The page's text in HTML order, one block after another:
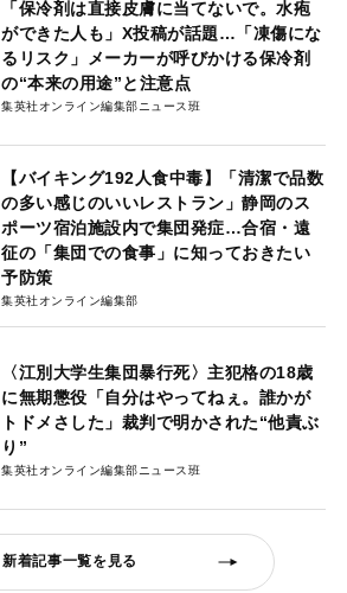
「保冷剤は直接皮膚に当てないで。水疱
ができた人も」X投稿が話題…「凍傷にな
るリスク」メーカーが呼びかける保冷剤
の“本来の用途”と注意点
集英社オンライン編集部ニュース班
【バイキング192人食中毒】「清潔で品数
の多い感じのいいレストラン」静岡のス
ポーツ宿泊施設内で集団発症…合宿・遠
征の「集団での食事」に知っておきたい
予防策
集英社オンライン編集部
〈江別大学生集団暴行死〉主犯格の18歳
に無期懲役「自分はやってねぇ。誰かが
トドメさした」裁判で明かされた“他責ぶ
り”
集英社オンライン編集部ニュース班
新着記事一覧を見る